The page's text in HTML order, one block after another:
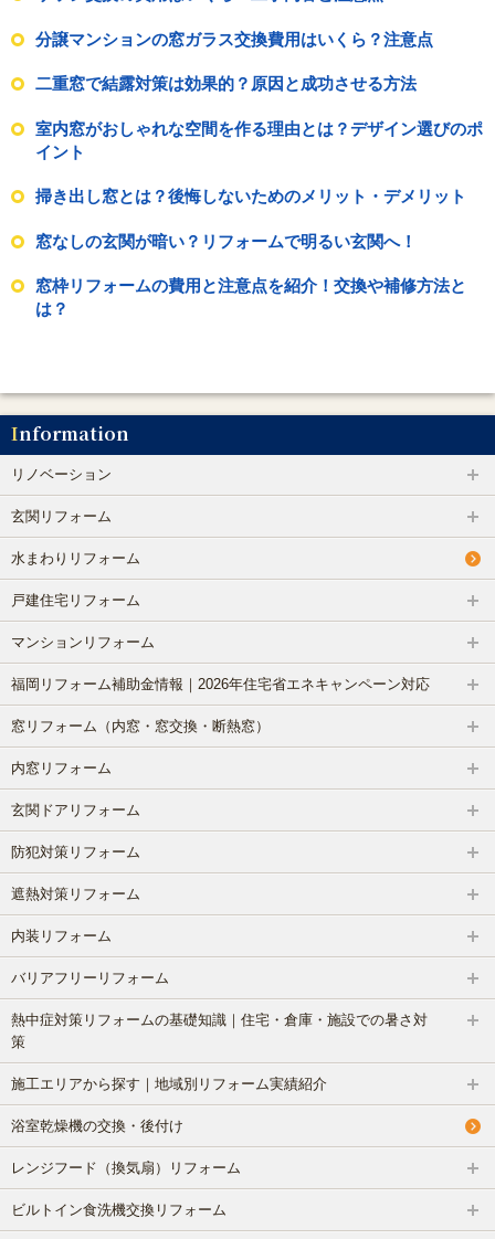
分譲マンションの窓ガラス交換費用はいくら？注意点
二重窓で結露対策は効果的？原因と成功させる方法
室内窓がおしゃれな空間を作る理由とは？デザイン選びのポ
イント
掃き出し窓とは？後悔しないためのメリット・デメリット
窓なしの玄関が暗い？リフォームで明るい玄関へ！
窓枠リフォームの費用と注意点を紹介！交換や補修方法と
は？
Information
リノベーション
玄関リフォーム
水まわりリフォーム
戸建住宅リフォーム
マンションリフォーム
福岡リフォーム補助金情報｜2026年住宅省エネキャンペーン対応
窓リフォーム（内窓・窓交換・断熱窓）
内窓リフォーム
玄関ドアリフォーム
防犯対策リフォーム
遮熱対策リフォーム
内装リフォーム
バリアフリーリフォーム
熱中症対策リフォームの基礎知識｜住宅・倉庫・施設での暑さ対
策
施工エリアから探す｜地域別リフォーム実績紹介
浴室乾燥機の交換・後付け
レンジフード（換気扇）リフォーム
ビルトイン食洗機交換リフォーム